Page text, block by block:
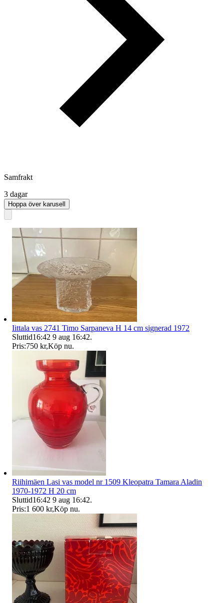
Samfrakt
3 dagar
Hoppa över karusell
Iittala vas 2741 Timo Sarpaneva H 14 cm signerad 1972
Sluttid16:42 9 aug 16:42.
Pris:750 kr,Köp nu.
Riihimäen Lasi vas model nr 1509 Kleopatra Tamara Aladin
1970-1972 H 20 cm
Sluttid16:42 9 aug 16:42.
Pris:1 600 kr,Köp nu.